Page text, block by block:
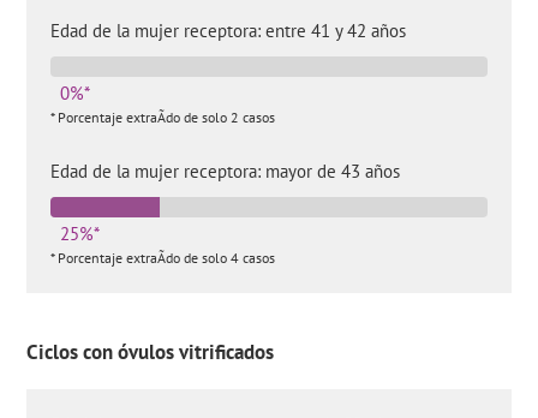
Edad de la mujer receptora: entre 41 y 42 años
0%*
* Porcentaje extraÃ­do de solo 2 casos
Edad de la mujer receptora: mayor de 43 años
25%*
* Porcentaje extraÃ­do de solo 4 casos
Ciclos con óvulos vitrificados